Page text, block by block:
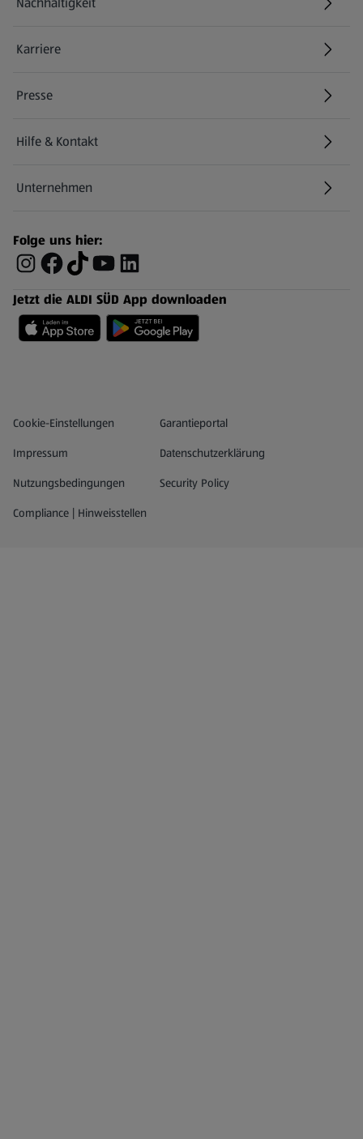
Karriere
Presse
Hilfe & Kontakt
(öffnet in einem neuen Tab)
Unternehmen
Folge uns hier:
Jetzt die ALDI SÜD App downloaden
Datenschutz- und Richtlinienmenü
Cookie-Einstellungen Garantieportal
(öffnet in einem neuen Tab)
Impressum
Datenschutzerklärung
Nutzungsbedingungen
Security Policy
Compliance | Hinweisstellen